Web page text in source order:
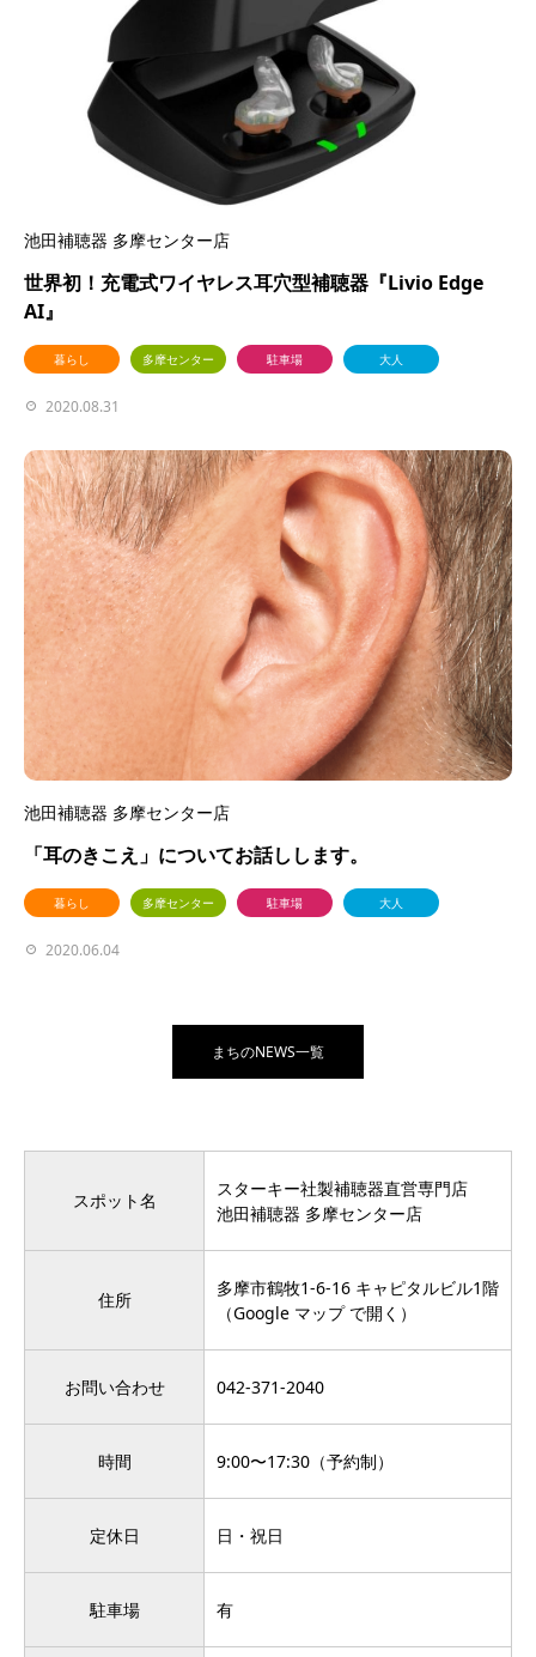
池田補聴器 多摩センター店
世界初！充電式ワイヤレス耳穴型補聴器『Livio Edge
AI』
暮らし 多摩センター 駐車場 大人
2020.08.31
池田補聴器 多摩センター店
「耳のきこえ」についてお話しします。
暮らし 多摩センター 駐車場 大人
2020.06.04
まちのNEWS一覧
スポット名
スターキー社製補聴器直営専門店
池田補聴器 多摩センター店
住所
多摩市鶴牧1-6-16 キャピタルビル1階
（Google マップ で開く）
お問い合わせ 042-371-2040
時間 9:00〜17:30（予約制）
定休日 日・祝日
駐車場 有